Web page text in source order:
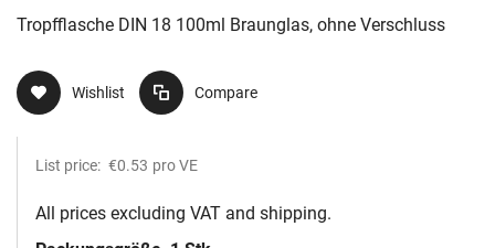
Tropfflasche DIN 18 100ml Braunglas, ohne Verschluss
Wishlist Compare
List price: €0.53 pro VE
All prices excluding VAT and shipping.